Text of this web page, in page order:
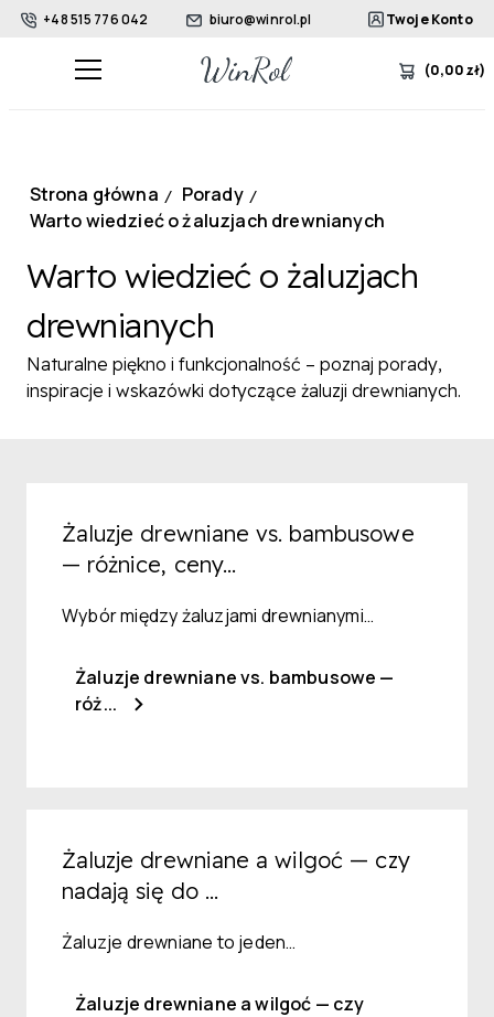
+48 515 776 042 biuro@winrol.pl Twoje Konto
(0,00zł)
Strona główna / Porady /
Warto wiedzieć o żaluzjach drewnianych
Warto wiedzieć o żaluzjach
drewnianych
Naturalne piękno i funkcjonalność – poznaj porady,
inspiracje i wskazówki dotyczące żaluzji drewnianych.
Żaluzje drewniane vs. bambusowe
— różnice, ceny...
Wybór między żaluzjami drewnianymi…
Żaluzje drewniane vs. bambusowe —
róż...
Żaluzje drewniane a wilgoć — czy
nadają się do ...
Żaluzje drewniane to jeden…
Żaluzje drewniane a wilgoć — czy